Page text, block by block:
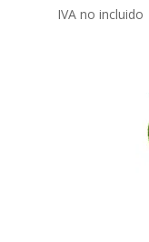
IVA no incluido